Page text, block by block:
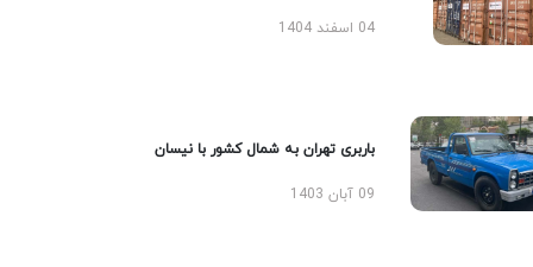
04 اسفند 1404
باربری تهران به شمال کشور با نیسان
09 آبان 1403